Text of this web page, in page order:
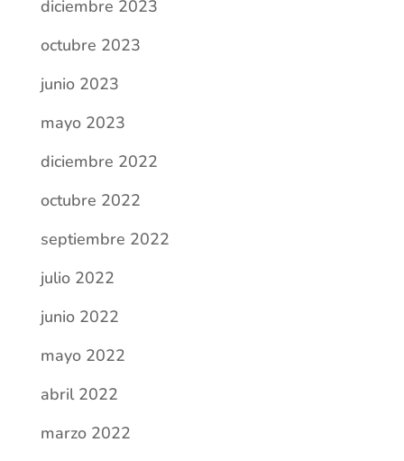
diciembre 2022
octubre 2022
septiembre 2022
julio 2022
junio 2022
mayo 2022
abril 2022
marzo 2022
febrero 2022
noviembre 2021
octubre 2021
septiembre 2021